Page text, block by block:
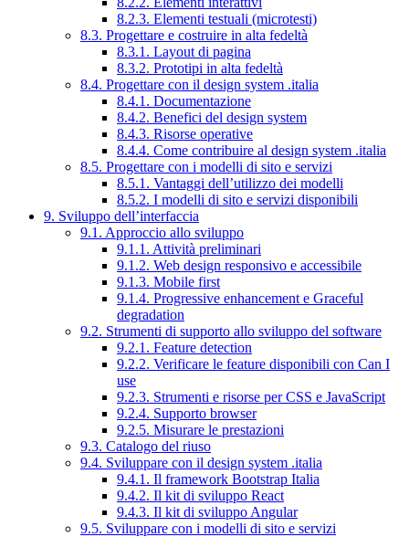
8.2.3. Elementi testuali (microtesti)
8.3. Progettare e costruire in alta fedeltà
8.3.1. Layout di pagina
8.3.2. Prototipi in alta fedeltà
8.4. Progettare con il design system .italia
8.4.1. Documentazione
8.4.2. Benefici del design system
8.4.3. Risorse operative
8.4.4. Come contribuire al design system .italia
8.5. Progettare con i modelli di sito e servizi
8.5.1. Vantaggi dell’utilizzo dei modelli
8.5.2. I modelli di sito e servizi disponibili
9. Sviluppo dell’interfaccia
9.1. Approccio allo sviluppo
9.1.1. Attività preliminari
9.1.2. Web design responsivo e accessibile
9.1.3. Mobile first
9.1.4. Progressive enhancement e Graceful
degradation
9.2. Strumenti di supporto allo sviluppo del software
9.2.1. Feature detection
9.2.2. Verificare le feature disponibili con Can I
use
9.2.3. Strumenti e risorse per CSS e JavaScript
9.2.4. Supporto browser
9.2.5. Misurare le prestazioni
9.3. Catalogo del riuso
9.4. Sviluppare con il design system .italia
9.4.1. Il framework Bootstrap Italia
9.4.2. Il kit di sviluppo React
9.4.3. Il kit di sviluppo Angular
9.5. Sviluppare con i modelli di sito e servizi